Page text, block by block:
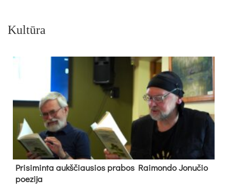
Kultūra
Pri­si­min­ta aukš­čiau­sios pra­bos Rai­mon­do Jo­nu­čio
poe­zi­ja